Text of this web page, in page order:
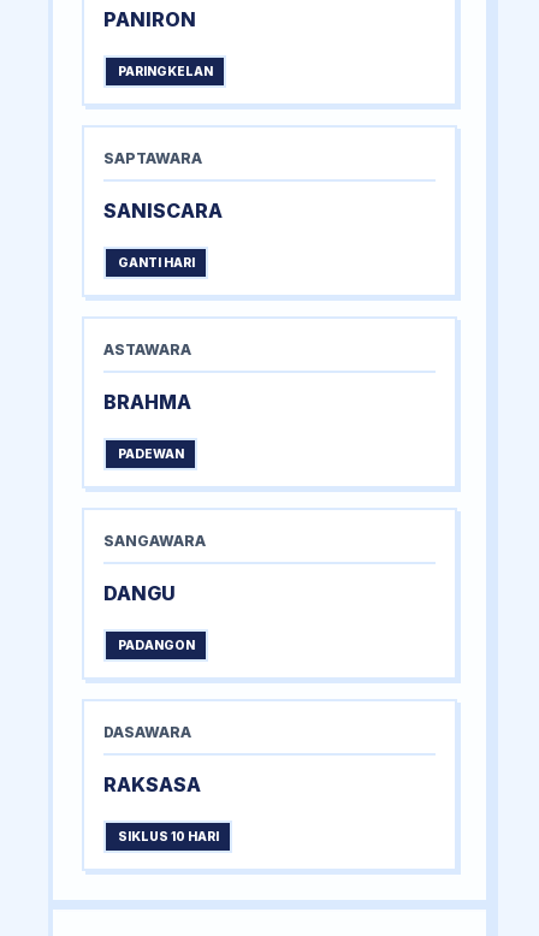
PANIRON
PARINGKELAN
SAPTAWARA
SANISCARA
GANTI HARI
ASTAWARA
BRAHMA
PADEWAN
SANGAWARA
DANGU
PADANGON
DASAWARA
RAKSASA
SIKLUS 10 HARI